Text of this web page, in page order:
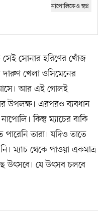
সোনার হরিণের খোঁজ
খেলা ওসিমেনের
আর এই গোলই
উপলক্ষ। এরপরও ব্যবধান
কিন্তু ম্যাচের বাকি
তারা। ‍যদিও তাতে
ম্যাচ থেকে পাওয়া একমাত্র
উৎসবে। যে উৎসব চলবে